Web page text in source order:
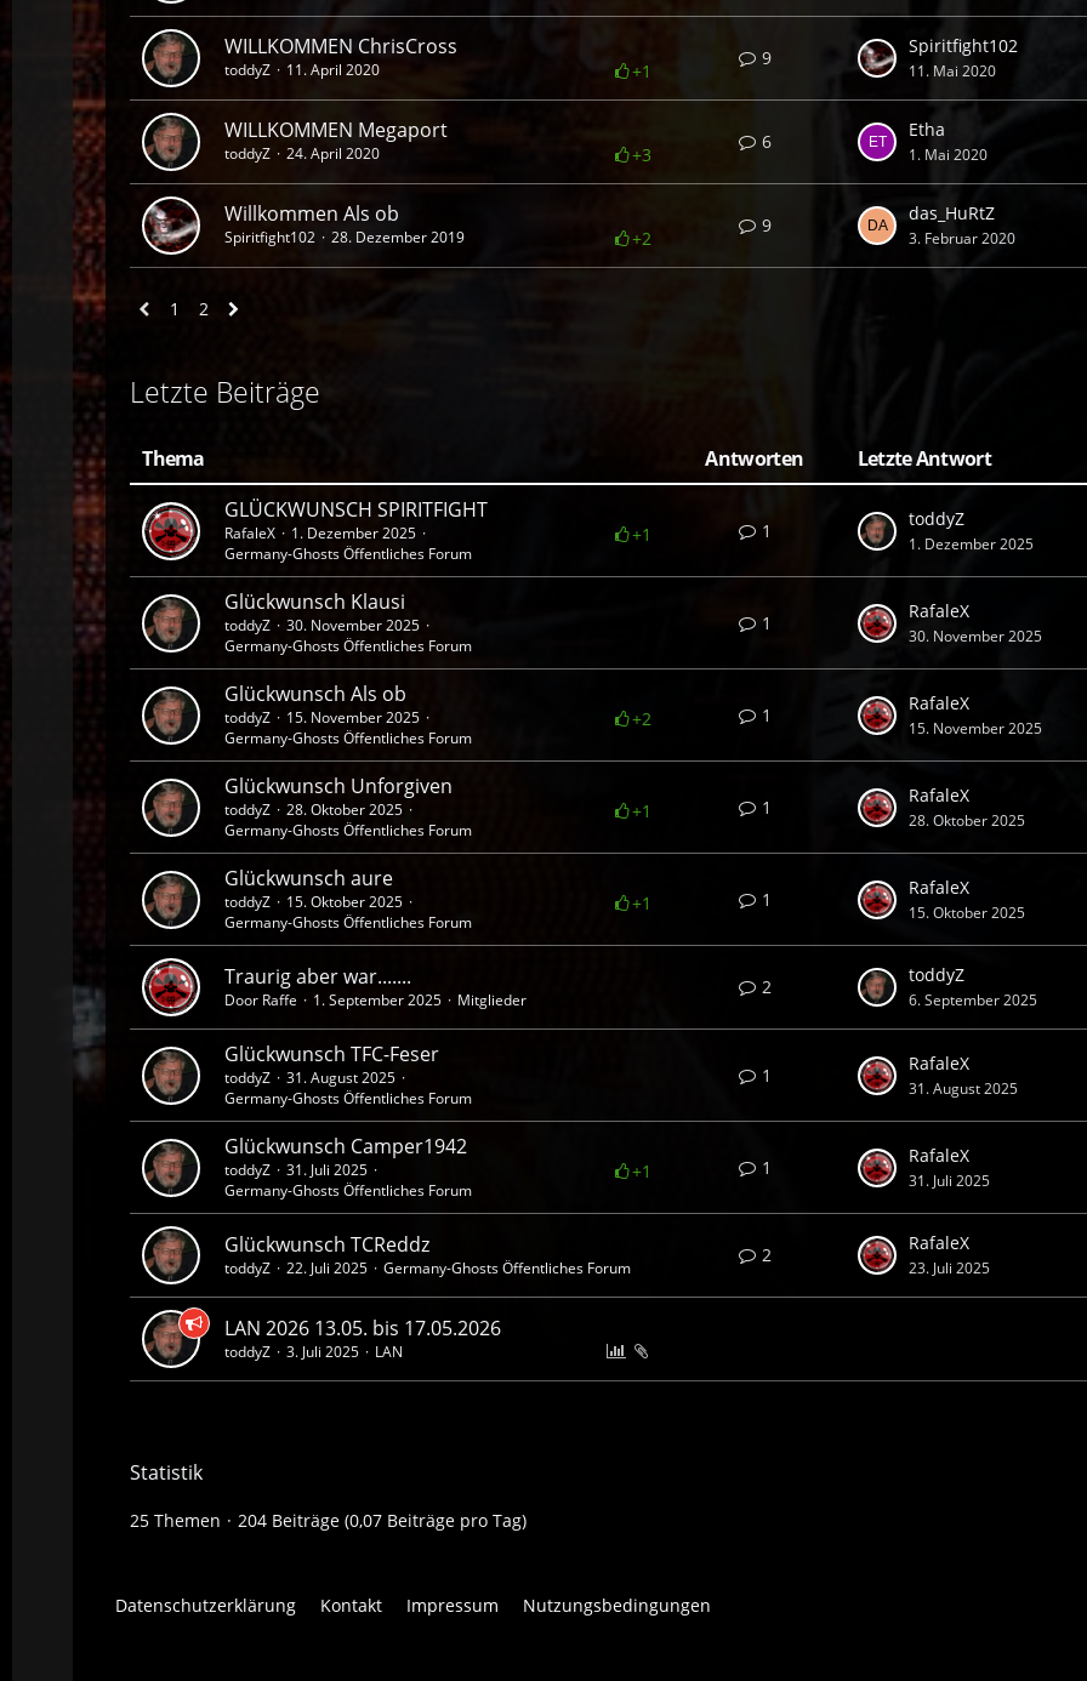
WILLKOMMEN ChrisCross​​
+1
toddyZ 11. April 2020 9
Spiritfight102
11. Mai 2020
WILLKOMMEN Megaport
+3
toddyZ 24. April 2020 6
Etha
1. Mai 2020
Willkommen Als ob
+2
Spiritfight102 28. Dezember 2019 9
das_HuRtZ
3. Februar 2020
1 2
Letzte Beiträge
Thema Antworten
Letzte Antwort
GLÜCKWUNSCH SPIRITFIGHT
+1
RafaleX
1. Dezember 2025
Germany-Ghosts Öffentliches Forum
1
toddyZ
1. Dezember 2025
Glückwunsch Klausi
toddyZ
30. November 2025
Germany-Ghosts Öffentliches Forum
1
RafaleX
30. November 2025
Glückwunsch Als ob
+2
toddyZ
15. November 2025
Germany-Ghosts Öffentliches Forum
1
RafaleX
15. November 2025
Glückwunsch Unforgiven
+1
toddyZ
28. Oktober 2025
Germany-Ghosts Öffentliches Forum
1
RafaleX
28. Oktober 2025
Glückwunsch aure
+1
toddyZ
15. Oktober 2025
Germany-Ghosts Öffentliches Forum
1
RafaleX
15. Oktober 2025
Traurig aber war.......
Door Raffe 1. September 2025 Mitglieder
2
toddyZ
6. September 2025
Glückwunsch TFC-Feser
toddyZ
31. August 2025
Germany-Ghosts Öffentliches Forum
1
RafaleX
31. August 2025
Glückwunsch Camper1942
+1
toddyZ
31. Juli 2025
Germany-Ghosts Öffentliches Forum
1
RafaleX
31. Juli 2025
Glückwunsch TCReddz
toddyZ 22. Juli 2025 Germany-Ghosts Öffentliches Forum
2
RafaleX
23. Juli 2025
LAN 2026 13.05. bis 17.05.2026
toddyZ 3. Juli 2025 LAN
Statistik
25 Themen 204 Beiträge (0,07 Beiträge pro Tag)
Datenschutzerklärung Kontakt Impressum Nutzungsbedingungen